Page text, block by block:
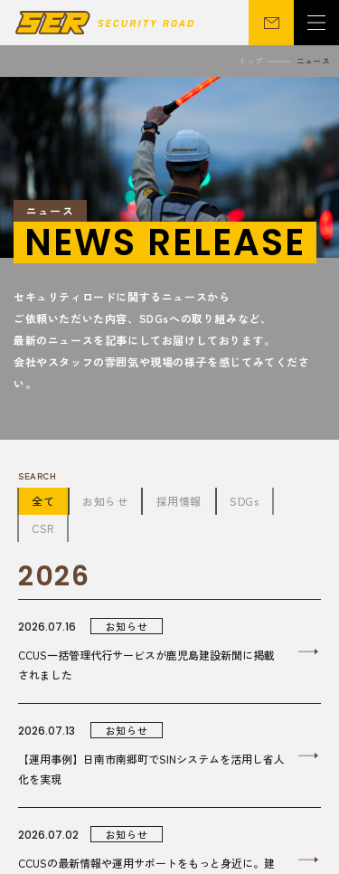
会社概要
警備事業
関連事業
営業所
ニュース
サステナビリティ
CSR
シニア向け
採用情報 お問い合わせ
トップ ニュース
ニュース
NEWS RELEASE
セキュリティロードに関するニュースから
ご依頼いただいた内容、SDGsへの取り組みなど、
最新のニュースを記事にしてお届けしております。
会社やスタッフの雰囲気や現場の様子を感じてみてくださ
い。
SEARCH
全て お知らせ 採用情報
SDGs
CSR
2026
2026.07.16 お知らせ
CCUS一括管理代行サービスが鹿児島建設新聞に掲載
されました
2026.07.13 お知らせ
【運用事例】日南市南郷町でSINシステムを活用し省人
化を実現
2026.07.02 お知らせ
CCUSの最新情報や運用サポートをもっと身近に。建